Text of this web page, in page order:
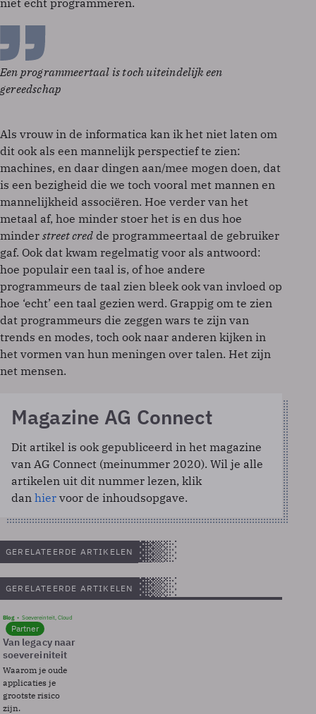
niet echt programmeren.
Een programmeertaal is toch uiteindelijk een
gereedschap
Als vrouw in de informatica kan ik het niet laten om
dit ook als een mannelijk perspectief te zien:
machines, en daar dingen aan/mee mogen doen, dat
is een bezigheid die we toch vooral met mannen en
mannelijkheid associëren. Hoe verder van het
metaal af, hoe minder stoer het is en dus hoe
minder street cred de programmeertaal de gebruiker
gaf. Ook dat kwam regelmatig voor als antwoord:
hoe populair een taal is, of hoe andere
programmeurs de taal zien bleek ook van invloed op
hoe ‘echt’ een taal gezien werd. Grappig om te zien
dat programmeurs die zeggen wars te zijn van
trends en modes, toch ook naar anderen kijken in
het vormen van hun meningen over talen. Het zijn
net mensen.
Magazine AG Connect
Dit artikel is ook gepubliceerd in het magazine
van AG Connect (meinummer 2020). Wil je alle
artikelen uit dit nummer lezen, klik
dan hier voor de inhoudsopgave.
GERELATEERDE ARTIKELEN
GERELATEERDE ARTIKELEN
Blog Soevereinteit, Cloud
Partner
Van legacy naar
soevereiniteit
Waarom je oude
applicaties je
grootste risico
zijn.